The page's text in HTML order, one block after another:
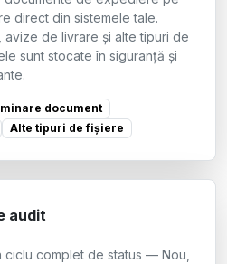
direct din sistemele tale.
avize de livrare și alte tipuri de
sunt stocate în siguranță și
document
Alte tipuri de fișiere
audit
complet de status — Nou,